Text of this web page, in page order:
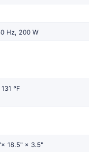
Hz, 200 W
°F
18.5" × 3.5"